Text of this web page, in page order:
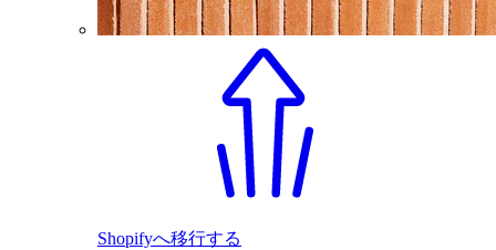
Shopifyへ移行する